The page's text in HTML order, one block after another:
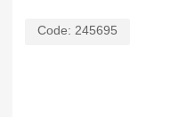
Code: 245695